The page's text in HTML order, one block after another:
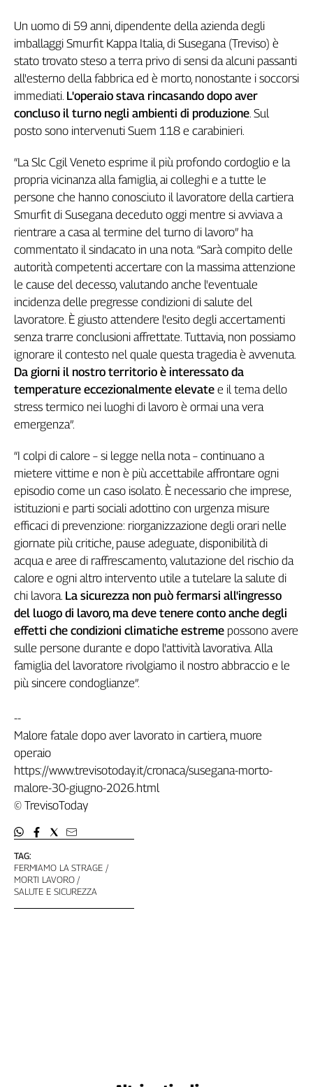
Slc
Spi
Inca
Caaf
Speciali
G8
Genova,
il
della
ragione
120
anni
Cgil
Collettiva
Academy
Collettiva
Play
Rubriche
Collettiva
Talk
settimana
Girasoli
Sassolino
Linea
Economica
Tech
It
Easy
Inserti
Idea
Diffusa
InFlai
Le
tv
Work
in
Progress
L'Italia
nel
Abruzzo-
Molise
TAG:
FERMIAMO LA STRAGE
MORTI LAVORO
SALUTE E SICUREZZA
Un uomo di 59 anni, dipendente della azienda degli
imballaggi Smurfit Kappa Italia, di Susegana (Treviso) è
stato trovato steso a terra privo di sensi da alcuni passanti
all'esterno della fabbrica ed è morto, nonostante i soccorsi
immediati. L'operaio stava rincasando dopo aver
concluso il turno negli ambienti di produzione. Sul
posto sono intervenuti Suem 118 e carabinieri.
“La Slc Cgil Veneto esprime il più profondo cordoglio e la
propria vicinanza alla famiglia, ai colleghi e a tutte le
persone che hanno conosciuto il lavoratore della cartiera
Smurfit di Susegana deceduto oggi mentre si avviava a
rientrare a casa al termine del turno di lavoro” ha
commentato il sindacato in una nota. “Sarà compito delle
autorità competenti accertare con la massima attenzione
le cause del decesso, valutando anche l'eventuale
incidenza delle pregresse condizioni di salute del
lavoratore. È giusto attendere l'esito degli accertamenti
senza trarre conclusioni affrettate. Tuttavia, non possiamo
ignorare il contesto nel quale questa tragedia è avvenuta.
Da giorni il nostro territorio è interessato da
temperature eccezionalmente elevate e il tema dello
stress termico nei luoghi di lavoro è ormai una vera
emergenza”.
“I colpi di calore – si legge nella nota – continuano a
mietere vittime e non è più accettabile affrontare ogni
episodio come un caso isolato. È necessario che imprese,
istituzioni e parti sociali adottino con urgenza misure
efficaci di prevenzione: riorganizzazione degli orari nelle
giornate più critiche, pause adeguate, disponibilità di
acqua e aree di raffrescamento, valutazione del rischio da
calore e ogni altro intervento utile a tutelare la salute di
chi lavora. La sicurezza non può fermarsi all'ingresso
del luogo di lavoro, ma deve tenere conto anche degli
effetti che condizioni climatiche estreme possono avere
sulle persone durante e dopo l'attività lavorativa. Alla
famiglia del lavoratore rivolgiamo il nostro abbraccio e le
più sincere condoglianze”.
--
Malore fatale dopo aver lavorato in cartiera, muore
operaio
https://www.trevisotoday.it/cronaca/susegana-morto-
malore-30-giugno-2026.html
© TrevisoToday